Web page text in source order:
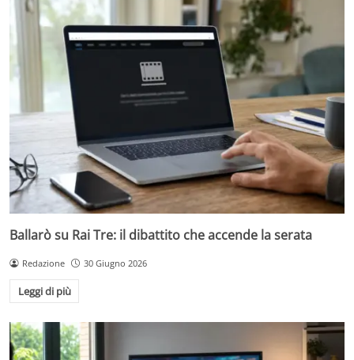
Ballarò su Rai Tre: il dibattito che accende la serata
Redazione 30 Giugno 2026
Leggi di più